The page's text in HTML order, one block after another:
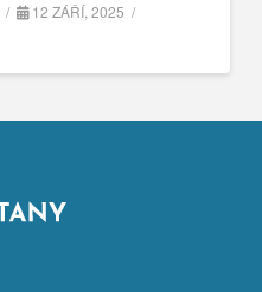
12 ZÁŘÍ, 2025